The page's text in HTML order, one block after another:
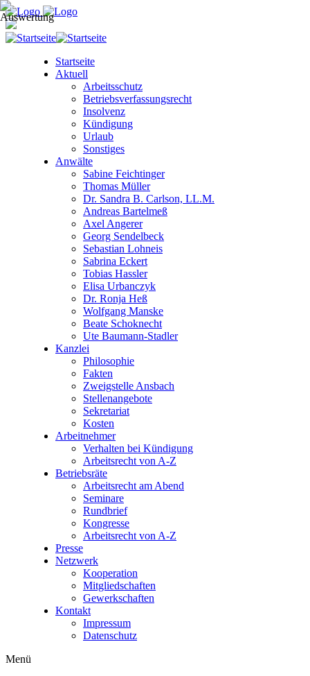
Startseite
Aktuell
Arbeitsschutz
Betriebsverfassungsrecht
Insolvenz
Kündigung
Urlaub
Sonstiges
Anwälte
Sabine Feichtinger
Thomas Müller
Dr. Sandra B. Carlson, LL.M.
Andreas Bartelmeß
Axel Angerer
Georg Sendelbeck
Sebastian Lohneis
Sabrina Eckert
Tobias Hassler
Elisa Urbanczyk
Dr. Ronja Heß
Wolfgang Manske
Beate Schoknecht
Ute Baumann-Stadler
Kanzlei
Philosophie
Fakten
Zweigstelle Ansbach
Stellenangebote
Sekretariat
Kosten
Arbeitnehmer
Verhalten bei Kündigung
Arbeitsrecht von A-Z
Betriebsräte
Arbeitsrecht am Abend
Seminare
Rundbrief
Kongresse
Arbeitsrecht von A-Z
Presse
Netzwerk
Kooperation
Mitgliedschaften
Gewerkschaften
Kontakt
Impressum
Datenschutz
Menü